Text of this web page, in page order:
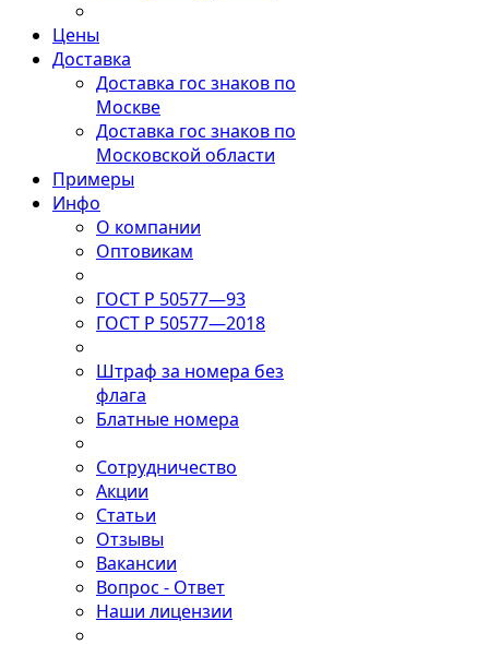
Цены
Доставка
Доставка гос знаков по
Москве
Доставка гос знаков по
Московской области
Примеры
Инфо
О компании
Оптовикам
ГОСТ Р 50577—93
ГОСТ Р 50577—2018
Штраф за номера без
флага
Блатные номера
Сотрудничество
Акции
Статьи
Отзывы
Вакансии
Вопрос - Ответ
Наши лицензии